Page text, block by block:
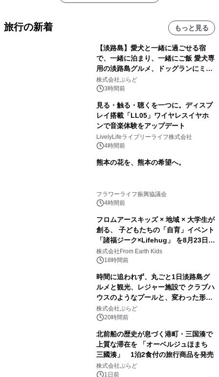
旅行の新着 もっと見る
【淡路島】愛犬と一緒に過ごせる宿
で、一緒に泊まり、一緒にご飯 愛犬専
用の淡路島グルメ、ドッグランにミニ
プール グランピングとトレーラーハウ
スの2施設で
株式会社ぷらど
3時間前
見る・触る・聴くを一つに。ディスプ
レイ搭載「LL05」ワイヤレスイヤホ
ンで音楽体験をアップデート
LivelyLifeライブリーライフ株式会社
4時間前
熊本の花を、熊本の希望へ。
フラワーライフ振興協議会
4時間前
フロムアースキッズ × 地域 × 大学生が
創る、 子どもたちの「自育」イベント
「諸福ジーク×Lifehug」 を8月23日
(日)開催
株式会社From Earth Kids
18時間前
時間に追われず、丸ごと1日淡路島グ
ルメと観光、レジャー施設で クラブハ
ウスのようなプールと、変わった形の
サウナも 「THE BOXY AWAJI」のお
得な素泊まり連泊プランで
株式会社ぷらど
20時間前
北前船の歴史が息づく港町・三国湊で
上質な滞在を 「オーベルジュほまち
三國湊」 1泊2食付の旅行商品を発売
株式会社ぷらど
1日前